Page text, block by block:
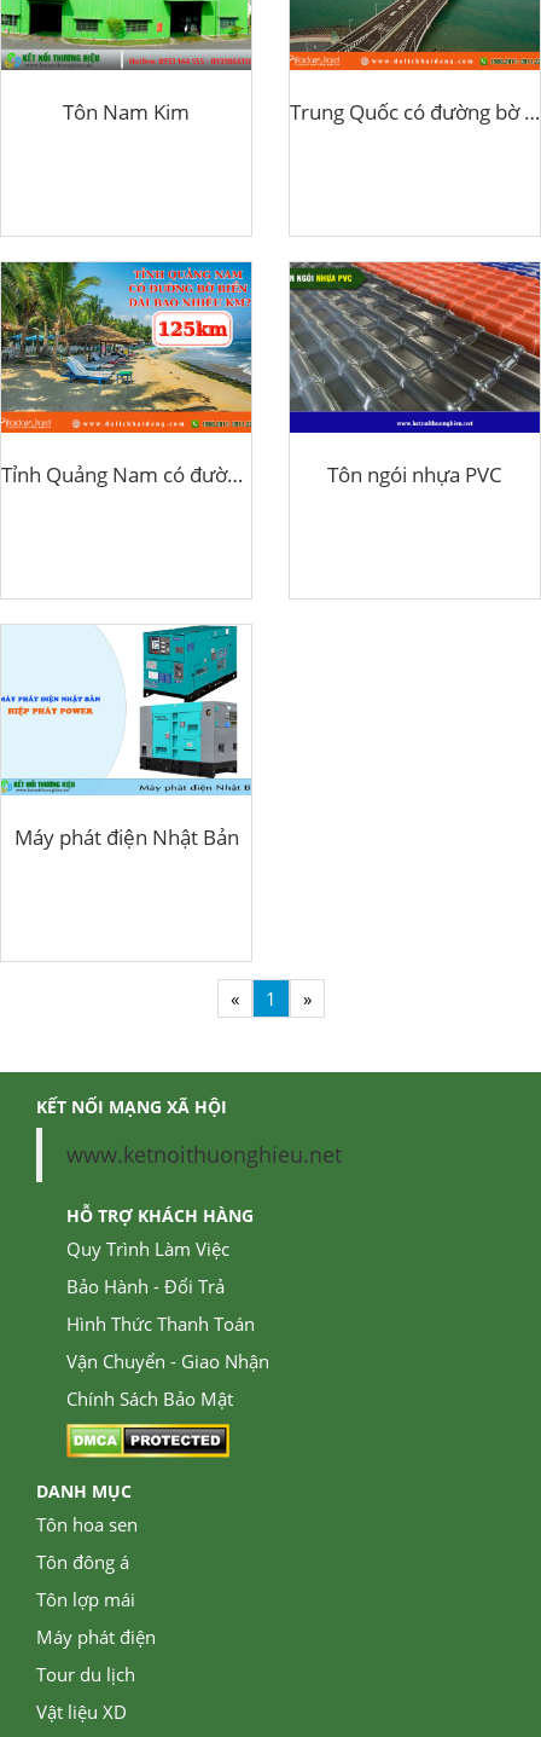
Tôn Nam Kim Trung Quốc có đường bờ biển dài bao nhiêu km?
Tỉnh Quảng Nam có đường bờ biển dài bao nhiêu km? Tôn ngói nhựa PVC
Máy phát điện Nhật Bản
« 1 »
KẾT NỐI MẠNG XÃ HỘI
www.ketnoithuonghieu.net
HỖ TRỢ KHÁCH HÀNG
Quy Trình Làm Việc
Bảo Hành - Đổi Trả
Hình Thức Thanh Toán
Vận Chuyển - Giao Nhận
Chính Sách Bảo Mật
DANH MỤC
Tôn hoa sen
Tôn đông á
Tôn lợp mái
Máy phát điện
Tour du lịch
Vật liệu XD